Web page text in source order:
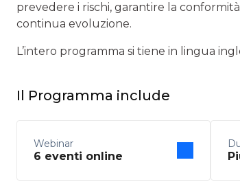
prevedere i rischi, garantire la
continua evoluzione.
L’intero programma si tiene in lingua
Il Programma include
Webinar
6 eventi online